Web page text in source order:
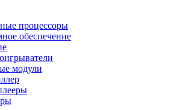
процессоры
обеспечение
модули